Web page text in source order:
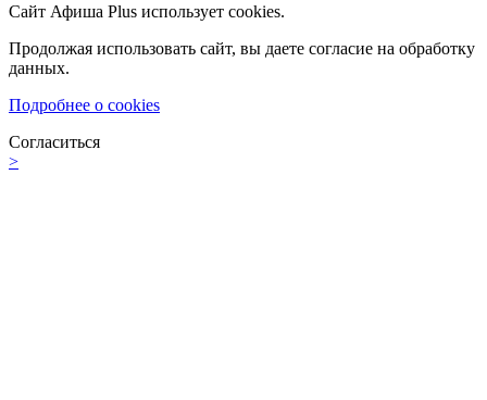
Сайт Афиша Plus использует cookies.
Продолжая использовать сайт, вы даете согласие на обработку
данных.
Подробнее о cookies
Согласиться
>